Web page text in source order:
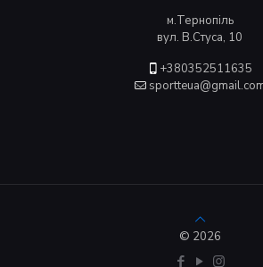
м.Тернопіль
вул. В.Стуса, 10
+380352511635
© 2026